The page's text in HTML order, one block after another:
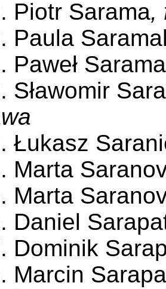
Piotr Sarama,
Paula
Paweł
Sławomir
Łukasz
Marta
Marta
Daniel
Dominik
Marcin